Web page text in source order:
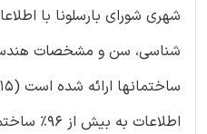
شهری شورای بارسلونا با
اطلاعات